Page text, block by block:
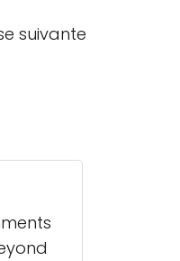
suivante